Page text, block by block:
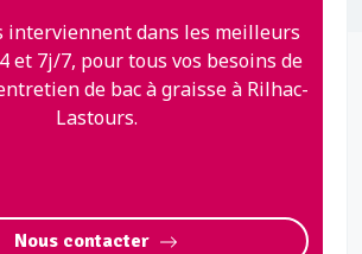
interviennent dans les meilleurs
et 7j/7, pour tous vos besoins de
de bac à graisse à Rilhac-
Lastours.
Nous contacter